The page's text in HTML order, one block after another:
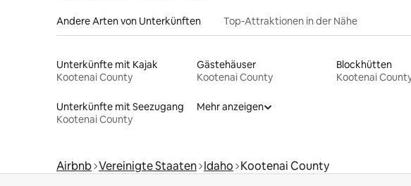
Andere Arten von Unterkünften Top-Attraktionen in der Nähe
Unterkünfte mit Kajak
Kootenai County
Gästehäuser
Kootenai County
Blockhütten
Kootenai
Unterkünfte mit Seezugang
Kootenai County
Mehr anzeigen
Airbnb Vereinigte Staaten Idaho Kootenai County